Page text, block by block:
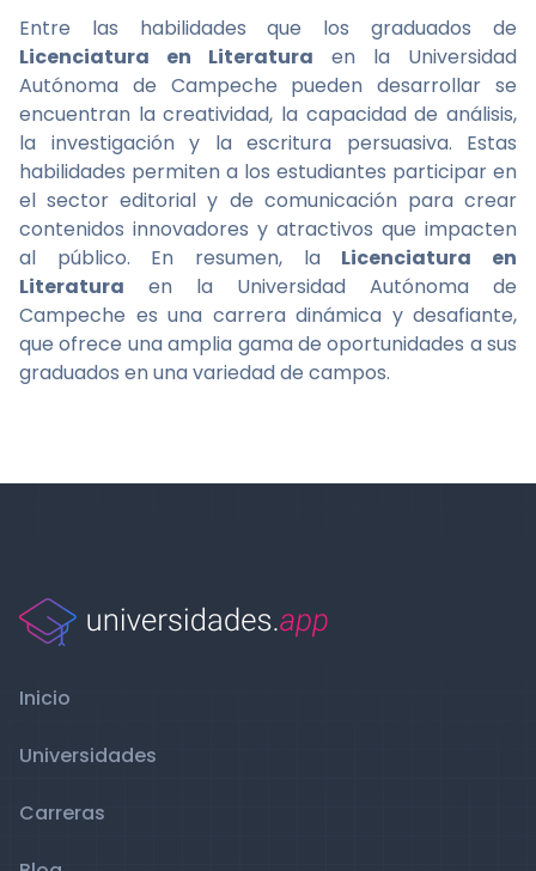
Entre las habilidades que los graduados de
Licenciatura en Literatura en la Universidad
Autónoma de Campeche pueden desarrollar se
encuentran la creatividad, la capacidad de análisis,
la investigación y la escritura persuasiva. Estas
habilidades permiten a los estudiantes participar en
el sector editorial y de comunicación para crear
contenidos innovadores y atractivos que impacten
al público. En resumen, la Licenciatura en
Literatura en la Universidad Autónoma de
Campeche es una carrera dinámica y desafiante,
que ofrece una amplia gama de oportunidades a sus
graduados en una variedad de campos.
Inicio
Universidades
Carreras